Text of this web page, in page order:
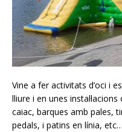
Vine a fer activitats d’oci i
lliure i en unes
caiac, barques amb pales,
pedals, i patins en línia,